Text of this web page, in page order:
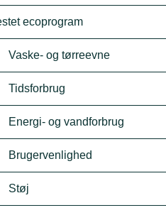
ecoprogram
Vaske- og tørreevne
Tidsforbrug
Energi- og vandforbrug
Brugervenlighed
Støj